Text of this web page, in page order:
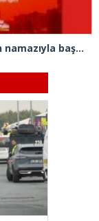
Sultanbeyli’de milli maç heyecanı sabah namazıyla başlayacak